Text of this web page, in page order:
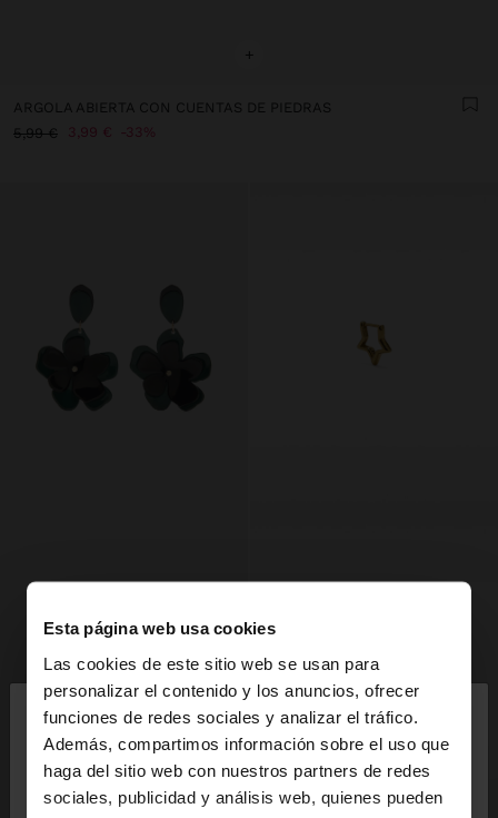
Esta página web usa cookies
Las cookies de este sitio web se usan para
personalizar el contenido y los anuncios, ofrecer
funciones de redes sociales y analizar el tráfico.
Además, compartimos información sobre el uso que
haga del sitio web con nuestros partners de redes
sociales, publicidad y análisis web, quienes pueden
hola
Estás accediendo a la web de España. ¿Quieres ir a
la web de United States?
+
ARGOLA ABIERTA CON CUENTAS DE PIEDRAS
5,99 €
3,99 € 33%